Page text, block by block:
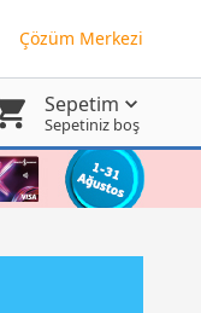
Çözüm Merkezi
Sepetim
Sepetiniz boş